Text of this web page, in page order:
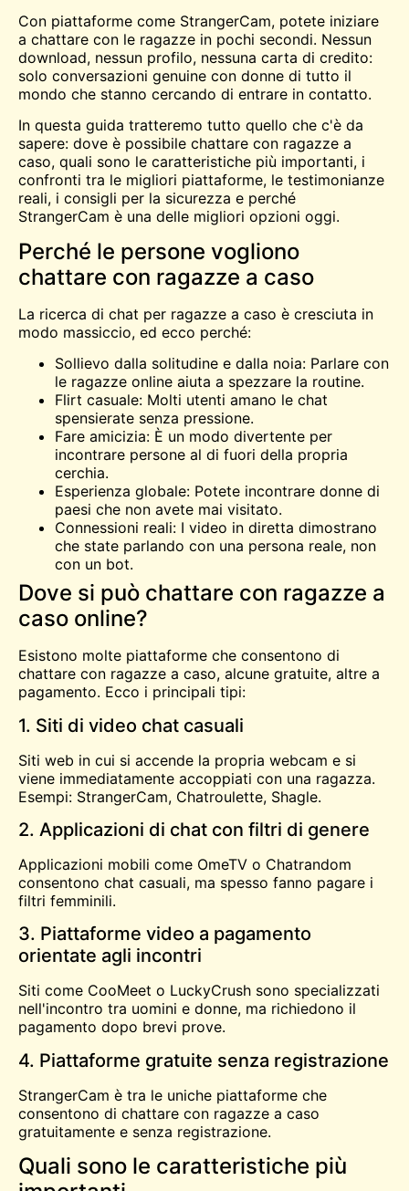
Con piattaforme come StrangerCam, potete iniziare
a chattare con le ragazze in pochi secondi. Nessun
download, nessun profilo, nessuna carta di credito:
solo conversazioni genuine con donne di tutto il
mondo che stanno cercando di entrare in contatto.
In questa guida tratteremo tutto quello che c'è da
sapere: dove è possibile chattare con ragazze a
caso, quali sono le caratteristiche più importanti, i
confronti tra le migliori piattaforme, le testimonianze
reali, i consigli per la sicurezza e perché
StrangerCam è una delle migliori opzioni oggi.
Perché le persone vogliono
chattare con ragazze a caso
La ricerca di chat per ragazze a caso è cresciuta in
modo massiccio, ed ecco perché:
Sollievo dalla solitudine e dalla noia: Parlare con
le ragazze online aiuta a spezzare la routine.
Flirt casuale: Molti utenti amano le chat
spensierate senza pressione.
Fare amicizia: È un modo divertente per
incontrare persone al di fuori della propria
cerchia.
Esperienza globale: Potete incontrare donne di
paesi che non avete mai visitato.
Connessioni reali: I video in diretta dimostrano
che state parlando con una persona reale, non
con un bot.
Dove si può chattare con ragazze a
caso online?
Esistono molte piattaforme che consentono di
chattare con ragazze a caso, alcune gratuite, altre a
pagamento. Ecco i principali tipi:
1. Siti di video chat casuali
Siti web in cui si accende la propria webcam e si
viene immediatamente accoppiati con una ragazza.
Esempi: StrangerCam, Chatroulette, Shagle.
2. Applicazioni di chat con filtri di genere
Applicazioni mobili come OmeTV o Chatrandom
consentono chat casuali, ma spesso fanno pagare i
filtri femminili.
3. Piattaforme video a pagamento
orientate agli incontri
Siti come CooMeet o LuckyCrush sono specializzati
nell'incontro tra uomini e donne, ma richiedono il
pagamento dopo brevi prove.
4. Piattaforme gratuite senza registrazione
StrangerCam è tra le uniche piattaforme che
consentono di chattare con ragazze a caso
gratuitamente e senza registrazione.
Quali sono le caratteristiche più